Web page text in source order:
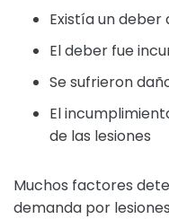
Existía un deber
El deber fue
Se sufrieron
El
de las lesiones
Muchos factores
demanda por